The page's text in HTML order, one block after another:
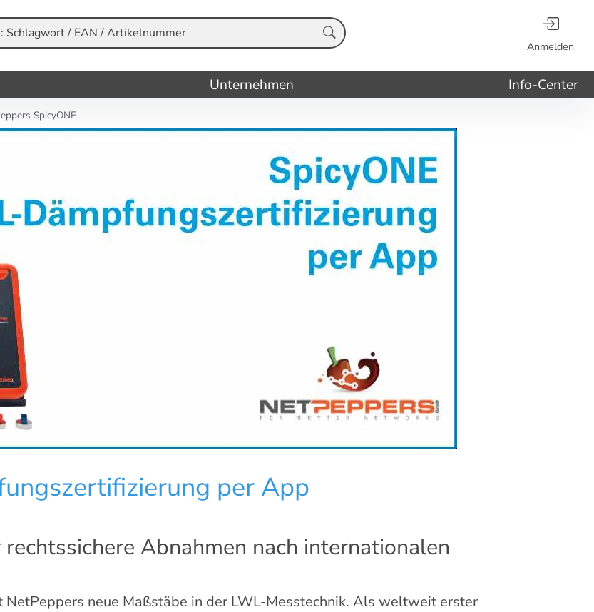
Anmelden
Unternehmen Info-Center
SpicyONE
per App
Abnahmen nach internationalen
NetPeppers neue Maßstäbe in der LWL-Messtechnik. Als weltweit erster